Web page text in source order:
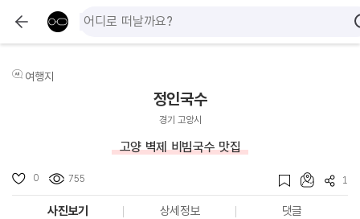
여행지
정인국수
경기 고양시
고양 벽제 비빔국수 맛집
0 755 1
사진보기 상세정보 댓글